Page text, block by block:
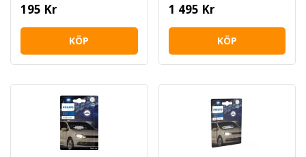
195 Kr
KÖP
1 495 Kr
KÖP